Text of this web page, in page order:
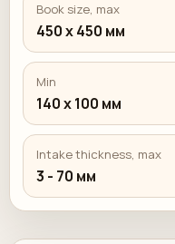
Book size, max
450 x 450 мм
Min
140 x 100 мм
Intake thickness, max
3 - 70 мм